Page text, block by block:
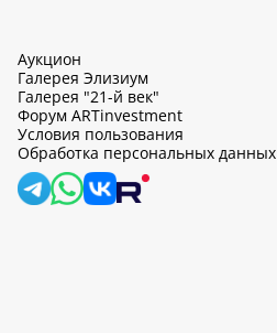
Аукцион
Галерея Элизиум
Галерея "21-й век"
Форум ARTinvestment
Условия пользования
Обработка персональных данных